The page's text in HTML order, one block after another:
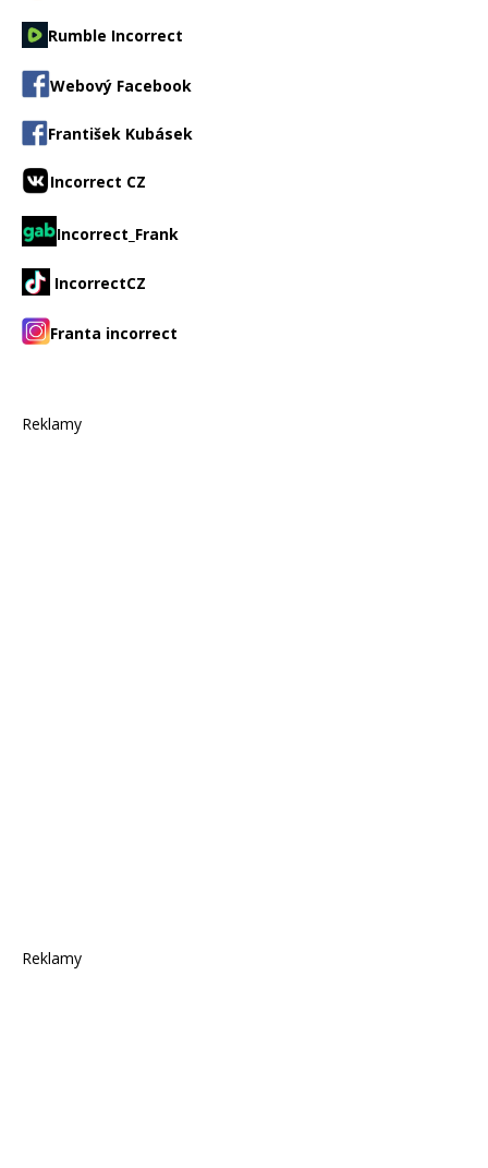
Rumble Incorrect
Webový Facebook
František Kubásek
Incorrect CZ
Incorrect_Frank
IncorrectCZ
Franta incorrect
Reklamy
Reklamy